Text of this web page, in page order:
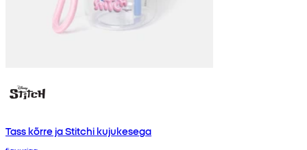
Tass kõrre ja Stitchi kujukesega